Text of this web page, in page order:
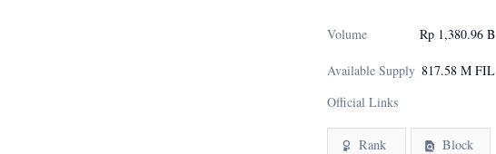
Volume Rp 1,380.96 B
Available Supply 817.58 M FIL
Official Links
Rank
Block